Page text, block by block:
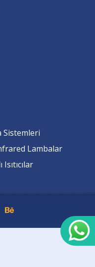
Sistemleri
Lambalar